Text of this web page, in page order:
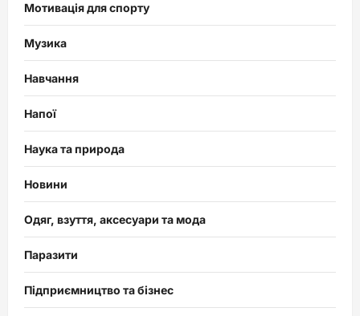
Мотивація для спорту
Музика
Навчання
Напої
Наука та природа
Новини
Одяг, взуття, аксесуари та мода
Паразити
Підприємництво та бізнес